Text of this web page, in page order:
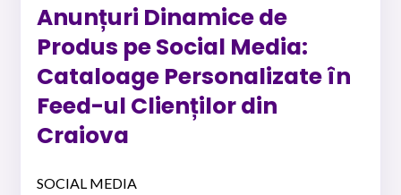
Anunțuri Dinamice de
Produs pe Social Media:
Cataloage Personalizate în
Feed-ul Clienților din
Craiova
SOCIAL MEDIA